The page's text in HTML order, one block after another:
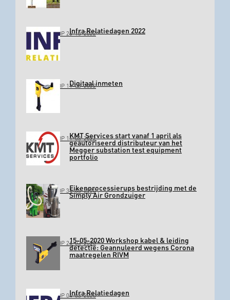
GEPLAATST OP 26-10-2022Infra Relatiedagen 2022
GEPLAATST OP 11-03-2022Digitaal inmeten
GEPLAATST OP 11-03-2022KMT Services start vanaf 1 april als
geautoriseerd distributeur van het
Megger substation test equipment
portfolio
GEPLAATST OP 31-03-2020Eikenprocessierups bestrijding met de
Simply Air Grondzuiger
GEPLAATST OP 26-03-202015-05-2020 Workshop kabel & leiding
detectie: Geannuleerd wegens Corona
maatregelen RIVM
GEPLAATST OP 04-03-2020Infra Relatiedagen